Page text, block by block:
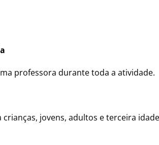
professora durante toda a atividade.
jovens, adultos e terceira